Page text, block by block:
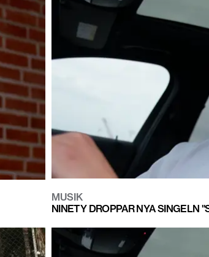
MUSIK
NINETY DROPPAR NYA SINGELN